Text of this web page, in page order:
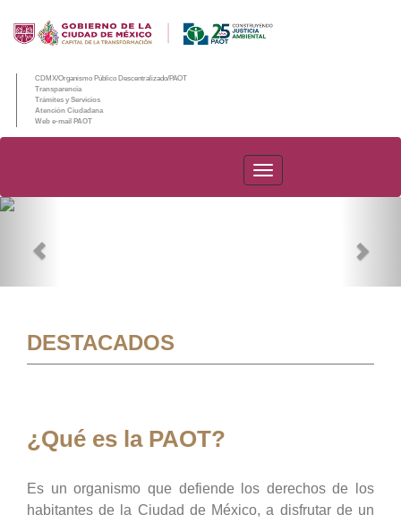
CDMX/Organismo Público Descentralizado/PAOT
Transparencia
Trámites y Servicios
Atención Ciudadana
Web e-mail PAOT
PAOT
DESTACADOS
¿Qué es la PAOT?
Es un organismo que defiende los derechos de los
habitantes de la Ciudad de México, a disfrutar de un